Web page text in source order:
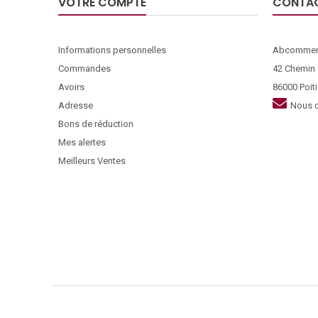
Informations personnelles
Commandes
Avoirs
Adresse
Bons de réduction
Mes alertes
Meilleurs Ventes
42
86000
Nous